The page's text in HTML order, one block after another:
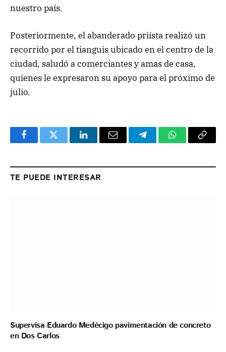
nuestro país.
Posteriormente, el abanderado priísta realizó un
recorrido por el tianguis ubicado en el centro de la
ciudad, saludó a comerciantes y amas de casa,
quienes le expresaron su apoyo para el próximo de
julio.
FacebookTwitter LinkedInEmail TelegramWhatsApp
Copy
TE PUEDE INTERESAR
Supervisa Eduardo Medécigo pavimentación de concreto
en Dos Carlos